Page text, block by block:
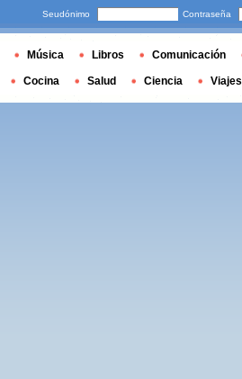
Seudónimo Contraseña
Música Libros Comunicación
Cocina Salud Ciencia Viajes